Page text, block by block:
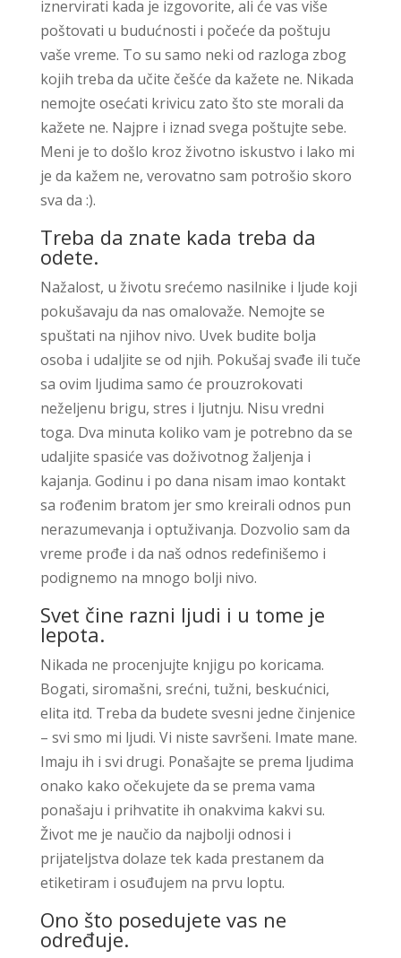
iznervirati kada je izgovorite, ali će vas više
poštovati u budućnosti i počeće da poštuju
vaše vreme. To su samo neki od razloga zbog
kojih treba da učite češće da kažete ne. Nikada
nemojte osećati krivicu zato što ste morali da
kažete ne. Najpre i iznad svega poštujte sebe.
Meni je to došlo kroz životno iskustvo i lako mi
je da kažem ne, verovatno sam potrošio skoro
sva da :).
Treba da znate kada treba da
odete.
Nažalost, u životu srećemo nasilnike i ljude koji
pokušavaju da nas omalovaže. Nemojte se
spuštati na njihov nivo. Uvek budite bolja
osoba i udaljite se od njih. Pokušaj svađe ili tuče
sa ovim ljudima samo će prouzrokovati
neželjenu brigu, stres i ljutnju. Nisu vredni
toga. Dva minuta koliko vam je potrebno da se
udaljite spasiće vas doživotnog žaljenja i
kajanja. Godinu i po dana nisam imao kontakt
sa rođenim bratom jer smo kreirali odnos pun
nerazumevanja i optuživanja. Dozvolio sam da
vreme prođe i da naš odnos redefinišemo i
podignemo na mnogo bolji nivo.
Svet čine razni ljudi i u tome je
lepota.
Nikada ne procenjujte knjigu po koricama.
Bogati, siromašni, srećni, tužni, beskućnici,
elita itd. Treba da budete svesni jedne činjenice
– svi smo mi ljudi. Vi niste savršeni. Imate mane.
Imaju ih i svi drugi. Ponašajte se prema ljudima
onako kako očekujete da se prema vama
ponašaju i prihvatite ih onakvima kakvi su.
Život me je naučio da najbolji odnosi i
prijateljstva dolaze tek kada prestanem da
etiketiram i osuđujem na prvu loptu.
Ono što posedujete vas ne
određuje.